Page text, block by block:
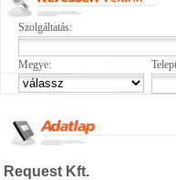
Szolgáltatás:
Megye:
Request Kft.